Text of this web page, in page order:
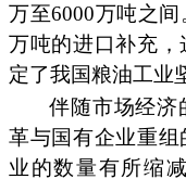
万至6000万吨之
万吨的进口补充
定了我国粮油工业
伴随市场经济
革与国有企业重
业的数量有所缩